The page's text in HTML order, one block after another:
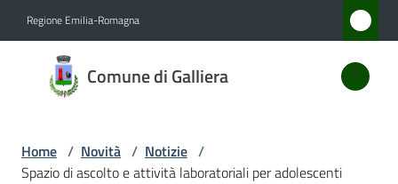
Regione Emilia-Romagna
Comune di Galliera
Comune
di
Home / Novità / Notizie /
Spazio di ascolto e attività laboratoriali per adolescenti